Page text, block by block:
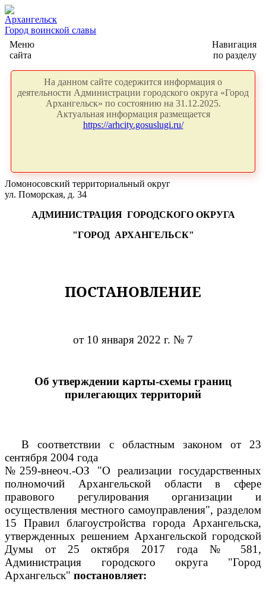
Архангельск
Город воинской славы
Меню
сайта
Навигация
по разделу
На данном сайте содержится информация о
деятельности Администрации городского округа «Город
Архангельск» по состоянию на 31.12.2025.
Актуальная информация размещается
https://arhcity.gosuslugi.ru/
Ломоносовский территориальный округ
ул. Поморская, д. 34
АДМИНИСТРАЦИЯ ГОРОДСКОГО ОКРУГА
"ГОРОД АРХАНГЕЛЬСК"
ПОСТАНОВЛЕНИЕ
от 10 января 2022 г. № 7
Об утверждении карты-схемы границ
прилегающих территорий
В соответствии с областным законом от 23
сентября 2004 года
№259-внеоч.-ОЗ "О реализации государственных
полномочий Архангельской области в сфере
правового регулирования организации и
осуществления местного самоуправления", разделом
15 Правил благоустройства города Архангельска,
утвержденных решением Архангельской городской
Думы от 25 октября 2017 года № 581,
Администрация городского округа "Город
Архангельск" постановляет: